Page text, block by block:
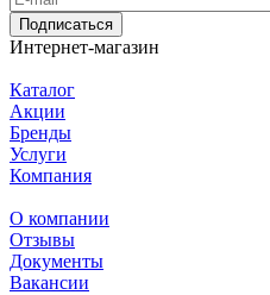
Подписаться
Интернет-магазин
Каталог
Акции
Бренды
Услуги
Компания
О компании
Отзывы
Документы
Вакансии